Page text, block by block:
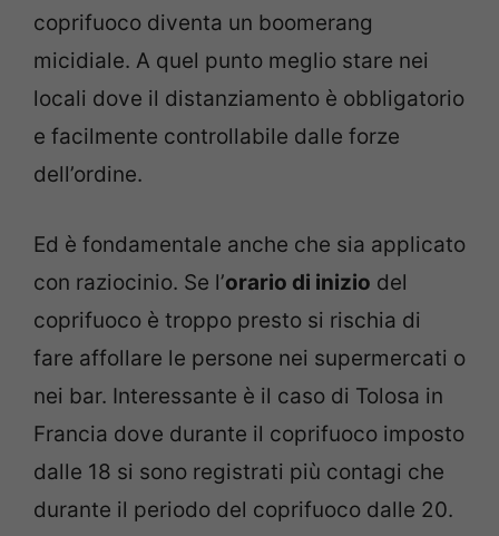
coprifuoco diventa un boomerang
micidiale. A quel punto meglio stare nei
locali dove il distanziamento è obbligatorio
e facilmente controllabile dalle forze
dell’ordine.
Ed è fondamentale anche che sia applicato
con raziocinio. Se l’orario di inizio del
coprifuoco è troppo presto si rischia di
fare affollare le persone nei supermercati o
nei bar. Interessante è il caso di Tolosa in
Francia dove durante il coprifuoco imposto
dalle 18 si sono registrati più contagi che
durante il periodo del coprifuoco dalle 20.